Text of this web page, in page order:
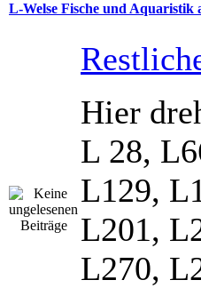
L-Welse Fische und Aquaristik
Hier
L 28,
L129,
L201,
L270,